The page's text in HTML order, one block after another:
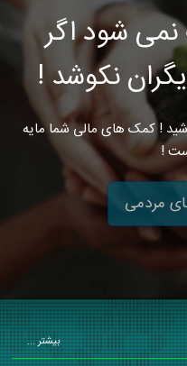
شود اگر
نکوشد !
! کمک های مالی شما مایه
!
مردمی
بیشتر ...